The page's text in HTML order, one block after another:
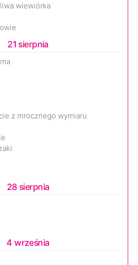
wiewiórka
21 sierpnia
z mrocznego wymiaru
28 sierpnia
4 września